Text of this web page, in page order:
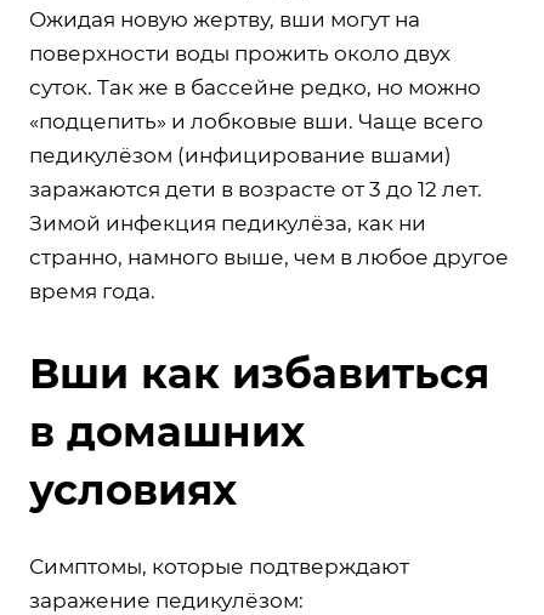
Ожидая новую жертву, вши могут на
поверхности воды прожить около двух
суток. Так же в бассейне редко, но можно
«подцепить» и лобковые вши. Чаще всего
педикулёзом (инфицирование вшами)
заражаются дети в возрасте от 3 до 12 лет.
Зимой инфекция педикулёза, как ни
странно, намного выше, чем в любое другое
время года.
Вши как избавиться
в домашних
условиях
Симптомы, которые подтверждают
заражение педикулёзом: